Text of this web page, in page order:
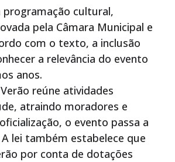
programação cultural,
pela Câmara Municipal e
com o texto, a inclusão
a relevância do evento
anos.
reúne atividades
atraindo moradores e
o evento passa a
lei também estabelece que
por conta de dotações